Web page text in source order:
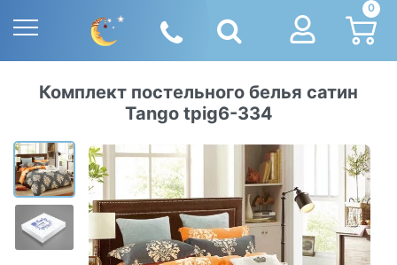
0
Комплект постельного белья сатин
Tango tpig6-334